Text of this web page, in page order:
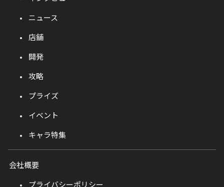
ニュース
店舗
開発
攻略
プライズ
イベント
キャラ特集
会社概要
プライバシーポリシー